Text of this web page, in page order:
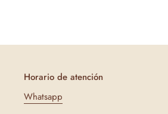
Horario de atención
Whatsapp